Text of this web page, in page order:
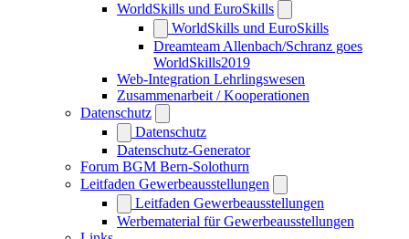
WorldSkills und EuroSkills
WorldSkills und EuroSkills
Dreamteam Allenbach/Schranz goes
WorldSkills2019
Web-Integration Lehrlingswesen
Zusammenarbeit / Kooperationen
Datenschutz
Datenschutz
Datenschutz-Generator
Forum BGM Bern-Solothurn
Leitfaden Gewerbeausstellungen
Leitfaden Gewerbeausstellungen
Werbematerial für Gewerbeausstellungen